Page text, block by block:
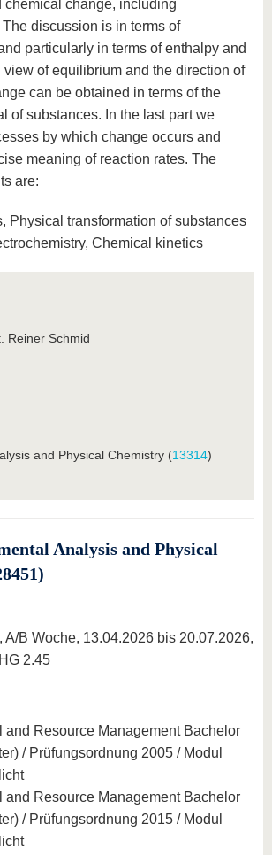
chemical change, including
discussion is in terms of
particularly in terms of enthalpy and
view of equilibrium and the direction of
can be obtained in terms of the
of substances. In the last part we
by which change occurs and
meaning of reaction rates. The
are:
Physical transformation of substances
Chemical kinetics
Reiner Schmid
and Physical Chemistry (13314)
Analysis and Physical
A/B Woche, 13.04.2026 bis 20.07.2026,
2.45
and Resource Management Bachelor
/ Prüfungsordnung 2005 / Modul
and Resource Management Bachelor
/ Prüfungsordnung 2015 / Modul